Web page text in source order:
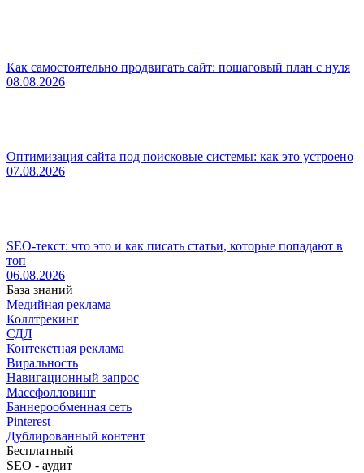
Как самостоятельно продвигать сайт: пошаговый план с нуля
08.08.2026
Оптимизация сайта под поисковые системы: как это устроено
07.08.2026
SEO-текст: что это и как писать статьи, которые попадают в
топ
06.08.2026
База знаний
Медийная реклама
Коллтрекинг
СДЛ
Контекстная реклама
Виральность
Навигационный запрос
Массфолловинг
Баннерообменная сеть
Pinterest
Дублированный контент
Бесплатный
SEO - аудит